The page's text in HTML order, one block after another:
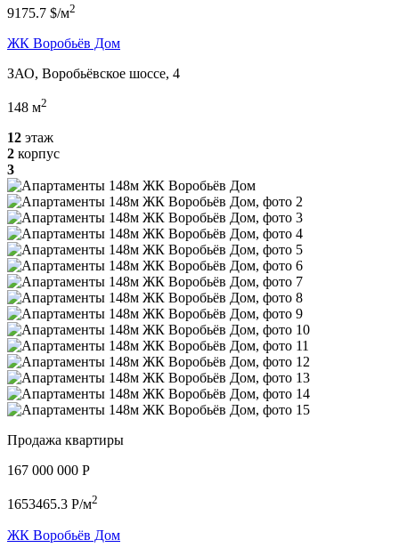
9175.7 $/м2
ЖК Воробьёв Дом
ЗАО, Воробьёвское шоссе, 4
148 м2
12 этаж
2 корпус
3
Продажа квартиры
167 000 000 P
1653465.3 P/м2
ЖК Воробьёв Дом